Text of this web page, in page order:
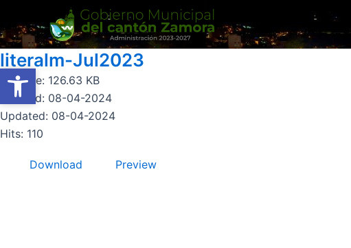
Abrir barra de herramientas
al
contenido
literalm-Jul2023
File size: 126.63 KB
Created: 08-04-2024
Updated: 08-04-2024
Hits: 110
Download Preview
Abrir barra de herramientas